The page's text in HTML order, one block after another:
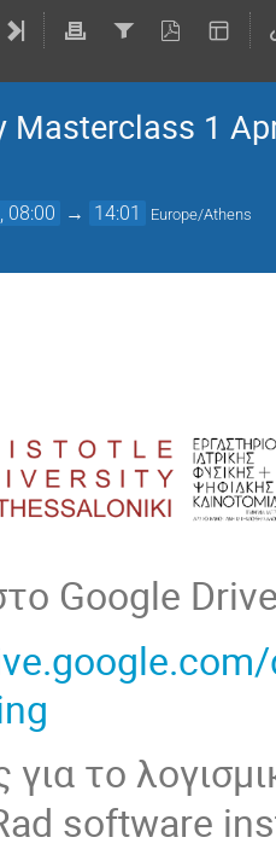
Masterclass 1
08:00 → 14:01 Europe/Athens
Google
για το
software